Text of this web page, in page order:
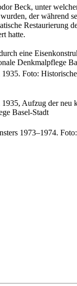
Beck, unter
der während
Restaurierung
hatte.
eine
Denkmalpflege
Foto:
Aufzug der
Basel-Stadt
1973–1974.